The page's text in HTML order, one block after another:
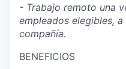
- Trabajo remoto una
empleados elegibles,
compañía.
BENEFICIOS